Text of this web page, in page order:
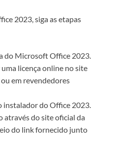
2023, siga as etapas
do Microsoft Office 2023.
licença online no site
em revendedores
instalador do Office 2023.
através do site oficial da
do link fornecido junto